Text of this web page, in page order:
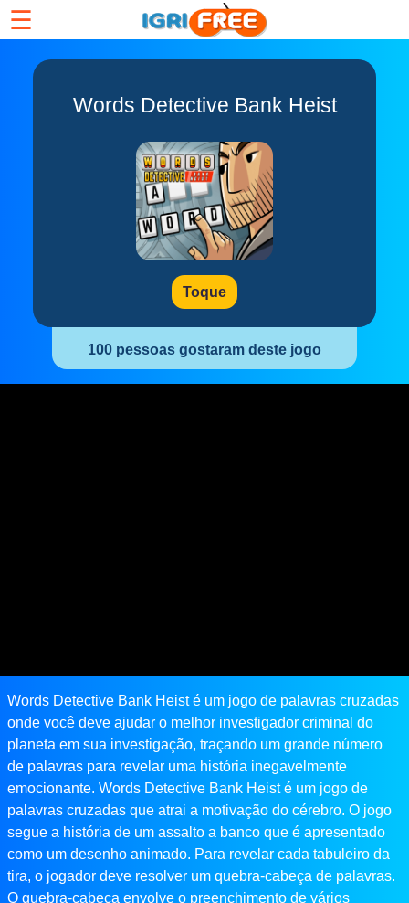
☰
Words Detective Bank Heist
Toque
100 pessoas gostaram deste jogo
Words Detective Bank Heist é um jogo de palavras cruzadas
onde você deve ajudar o melhor investigador criminal do
planeta em sua investigação, traçando um grande número
de palavras para revelar uma história inegavelmente
emocionante. Words Detective Bank Heist é um jogo de
palavras cruzadas que atrai a motivação do cérebro. O jogo
segue a história de um assalto a banco que é apresentado
como um desenho animado. Para revelar cada tabuleiro da
tira, o jogador deve resolver um quebra-cabeça de palavras.
O quebra-cabeça envolve o preenchimento de vários